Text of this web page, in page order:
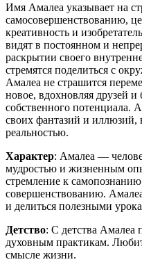
Имя Амалеа указывает на
самосовершенствованию,
креативность и
видят в постоянном и
раскрытии своего
стремятся поделиться с
Амалеа не страшится
новое, вдохновляя друзей
собственного потенциала.
своих фантазий и иллюзий,
реальностью.
Характер: Амалеа —
мудростью и жизненным
стремление к
совершенствованию.
и делиться полезными
Детство: С детства Амалеа
духовным практикам.
смысле жизни.